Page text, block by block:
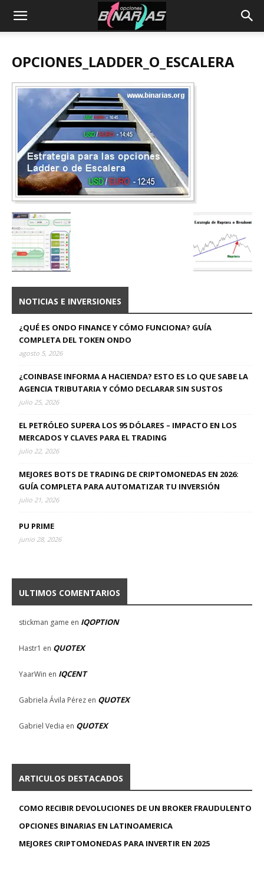
OPCIONES_LADDER_O_ESCALERA
NOTICIAS E INVERSIONES
¿QUÉ ES ONDO FINANCE Y CÓMO FUNCIONA? GUÍA
COMPLETA DEL TOKEN ONDO
agosto 5, 2026
¿COINBASE INFORMA A HACIENDA? ESTO ES LO QUE SABE LA
AGENCIA TRIBUTARIA Y CÓMO DECLARAR SIN SUSTOS
julio 25, 2026
EL PETRÓLEO SUPERA LOS 95 DÓLARES – IMPACTO EN LOS
MERCADOS Y CLAVES PARA EL TRADING
julio 22, 2026
MEJORES BOTS DE TRADING DE CRIPTOMONEDAS EN 2026:
GUÍA COMPLETA PARA AUTOMATIZAR TU INVERSIÓN
julio 21, 2026
PU PRIME
junio 28, 2026
ULTIMOS COMENTARIOS
stickman game en IQOPTION
Hastr1 en QUOTEX
YaarWin en IQCENT
Gabriela Ávila Pérez en QUOTEX
Gabriel Vedia en QUOTEX
ARTICULOS DESTACADOS
COMO RECIBIR DEVOLUCIONES DE UN BROKER FRAUDULENTO
OPCIONES BINARIAS EN LATINOAMERICA
MEJORES CRIPTOMONEDAS PARA INVERTIR EN 2025